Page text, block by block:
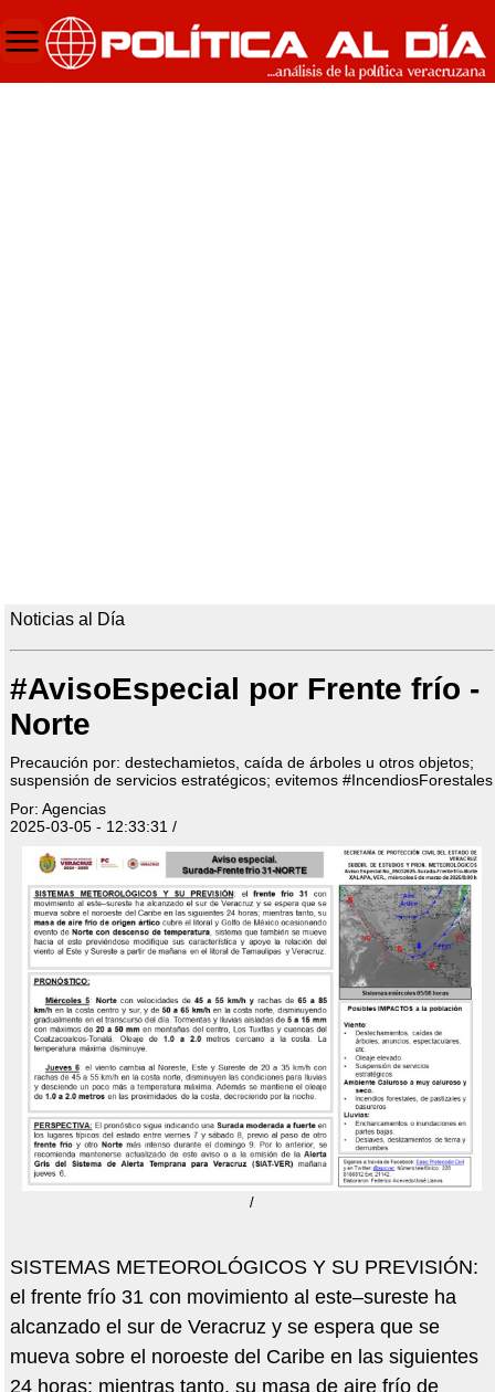
Noticias al Día
#AvisoEspecial por Frente frío -
Norte
Precaución por: destechamietos, caída de árboles u otros objetos;
suspensión de servicios estratégicos; evitemos #IncendiosForestales
Por: Agencias
2025-03-05 - 12:33:31 /
/
SISTEMAS METEOROLÓGICOS Y SU PREVISIÓN:
el frente frío 31 con movimiento al este–sureste ha
alcanzado el sur de Veracruz y se espera que se
mueva sobre el noroeste del Caribe en las siguientes
24 horas; mientras tanto, su masa de aire frío de